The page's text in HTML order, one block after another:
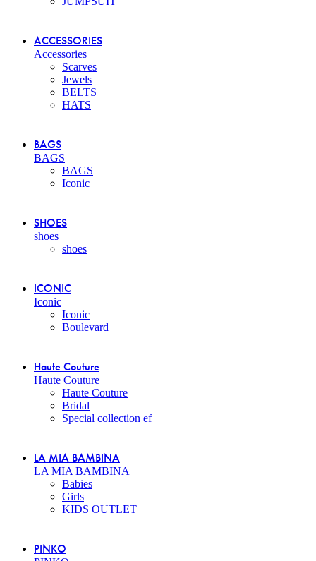
ACCESSORIES
Accessories
Scarves
Jewels
BELTS
HATS
BAGS
BAGS
BAGS
Iconic
SHOES
shoes
shoes
ICONIC
Iconic
Iconic
Boulevard
Haute Couture
Haute Couture
Haute Couture
Bridal
Special collection ef
LA MIA BAMBINA
LA MIA BAMBINA
Babies
Girls
KIDS OUTLET
PINKO